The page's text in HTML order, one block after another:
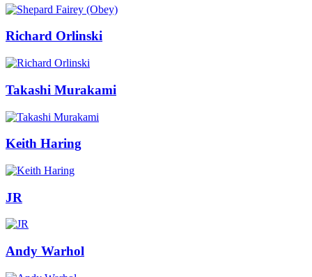
Richard Orlinski
Takashi Murakami
Keith Haring
JR
Andy Warhol